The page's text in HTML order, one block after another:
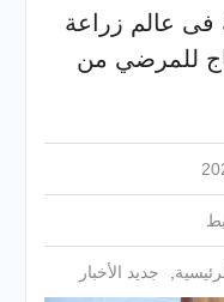
أولى
فى عالم زراعة
للمرضي من
جديد الأخبار